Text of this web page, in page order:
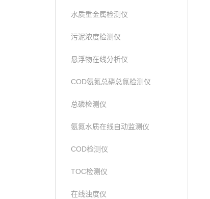
水质重金属检测仪
污泥浓度检测仪
悬浮物在线分析仪
COD氨氮总磷总氮检测仪
总磷检测仪
氨氮水质在线自动监测仪
COD检测仪
TOC检测仪
在线浊度仪